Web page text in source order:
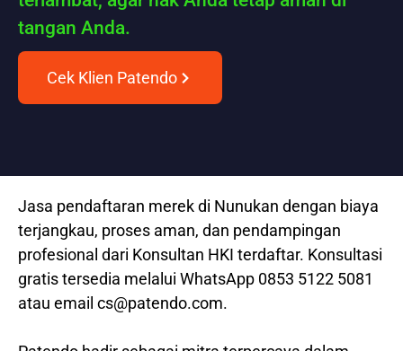
tangan Anda.
Cek Klien Patendo
Jasa pendaftaran merek di Nunukan dengan biaya
terjangkau, proses aman, dan pendampingan
profesional dari Konsultan HKI terdaftar. Konsultasi
gratis tersedia melalui WhatsApp 0853 5122 5081
atau email cs@patendo.com.